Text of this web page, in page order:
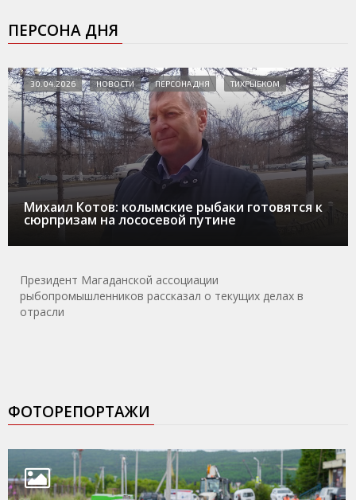
ПЕРСОНА ДНЯ
Михаил Котов: колымские рыбаки готовятся к
сюрпризам на лососевой путине
30.04.2026 НОВОСТИ ПЕРСОНА ДНЯ ТИХРЫБКОМ
Президент Магаданской ассоциации
рыбопромышленников рассказал о текущих делах в
отрасли
ФОТОРЕПОРТАЖИ